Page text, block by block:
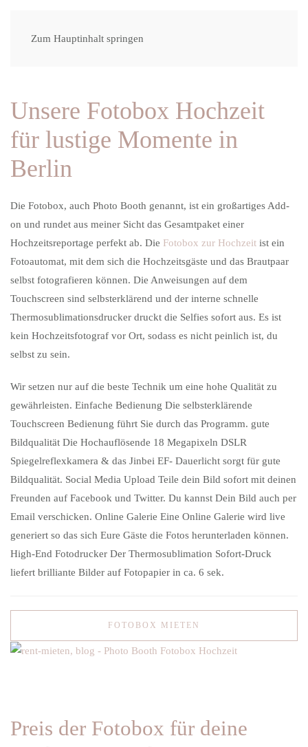
Zum Hauptinhalt springen
Unsere Fotobox Hochzeit
für lustige Momente in
Berlin
Die Fotobox, auch Photo Booth genannt, ist ein großartiges Add-
on und rundet aus meiner Sicht das Gesamtpaket einer
Hochzeitsreportage perfekt ab. Die Fotobox zur Hochzeit ist ein
Fotoautomat, mit dem sich die Hochzeitsgäste und das Brautpaar
selbst fotografieren können. Die Anweisungen auf dem
Touchscreen sind selbsterklärend und der interne schnelle
Thermosublimationsdrucker druckt die Selfies sofort aus. Es ist
kein Hochzeitsfotograf vor Ort, sodass es nicht peinlich ist, du
selbst zu sein.
Wir setzen nur auf die beste Technik um eine hohe Qualität zu
gewährleisten. Einfache Bedienung Die selbsterklärende
Touchscreen Bedienung führt Sie durch das Programm. gute
Bildqualität Die Hochauflösende 18 Megapixeln DSLR
Spiegelreflexkamera & das Jinbei EF- Dauerlicht sorgt für gute
Bildqualität. Social Media Upload Teile dein Bild sofort mit deinen
Freunden auf Facebook und Twitter. Du kannst Dein Bild auch per
Email verschicken. Online Galerie Eine Online Galerie wird live
generiert so das sich Eure Gäste die Fotos herunterladen können.
High-End Fotodrucker Der Thermosublimation Sofort-Druck
liefert brilliante Bilder auf Fotopapier in ca. 6 sek.
FOTOBOX MIETEN
Preis der Fotobox für deine